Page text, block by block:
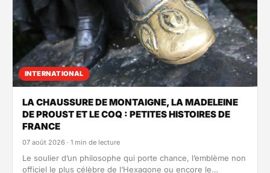
INTERNATIONAL
LA CHAUSSURE DE MONTAIGNE, LA MADELEINE
DE PROUST ET LE COQ : PETITES HISTOIRES DE
FRANCE
07 août 2026 · 1 min de lecture
Le soulier d’un philosophe qui porte chance, l’emblème non
officiel le plus célèbre de l’Hexagone ou encore le